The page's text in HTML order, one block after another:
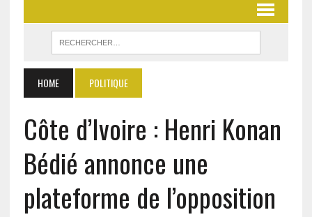
HOME POLITIQUE
Côte d’Ivoire : Henri Konan
Bédié annonce une
plateforme de l’opposition